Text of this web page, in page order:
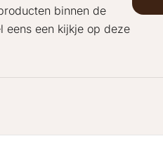
binnen de
eens een kijkje op deze